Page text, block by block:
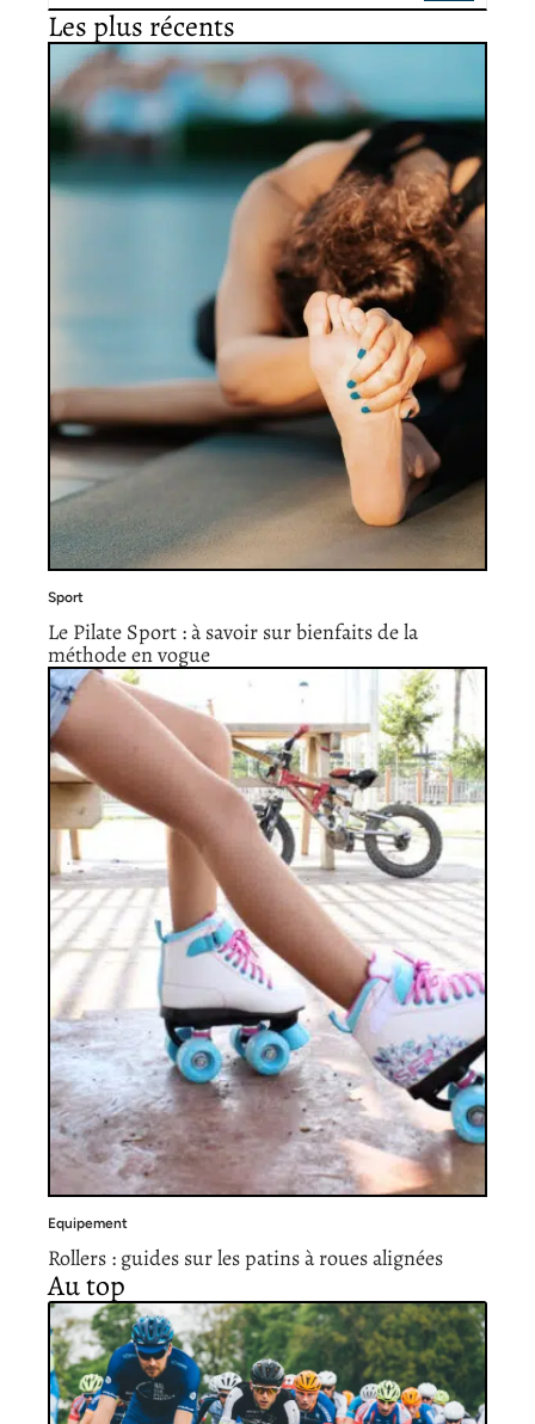
Les plus récents
Sport
Le Pilate Sport : à savoir sur bienfaits de la
méthode en vogue
Equipement
Rollers : guides sur les patins à roues alignées
Au top